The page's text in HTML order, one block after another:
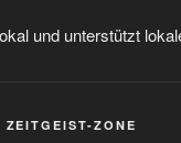
und unterstützt
ZEITGEIST-ZONE